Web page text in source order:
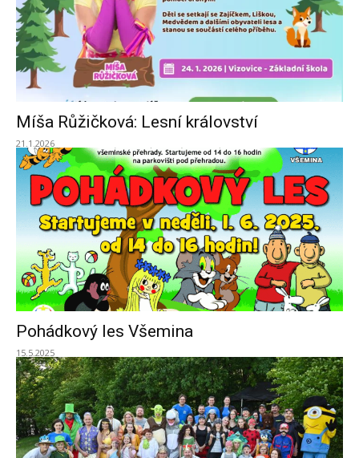
Míša Růžičková: Lesní království
21.1.2026
Pohádkový les Všemina
15.5.2025